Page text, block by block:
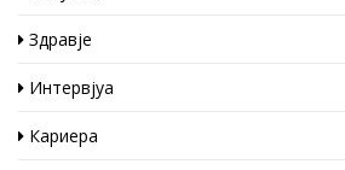
Здравје
Интервјуа
Кариера